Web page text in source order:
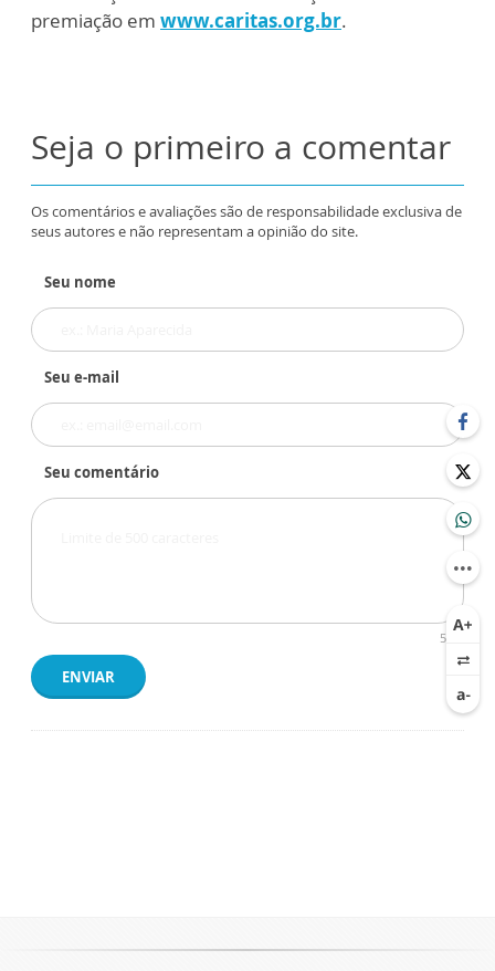
premiação em www.caritas.org.br.
Seja o primeiro a comentar
Os comentários e avaliações são de responsabilidade exclusiva de
seus autores e não representam a opinião do site.
Seu nome
Seu e-mail
Seu comentário
500
ENVIAR